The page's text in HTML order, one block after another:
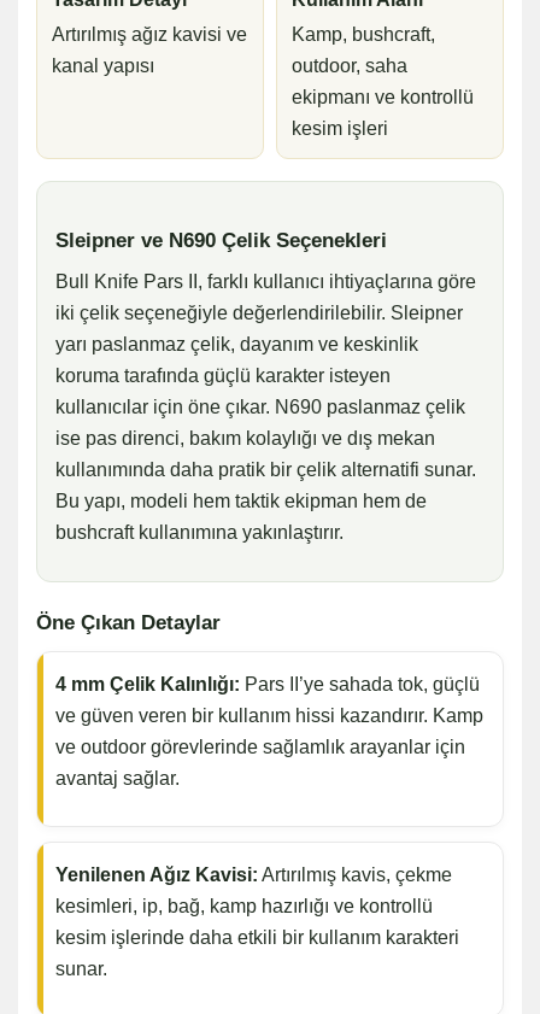
Artırılmış ağız kavisi ve
kanal yapısı
Kamp, bushcraft,
outdoor, saha
ekipmanı ve kontrollü
kesim işleri
Sleipner ve N690 Çelik Seçenekleri
Bull Knife Pars II, farklı kullanıcı ihtiyaçlarına göre
iki çelik seçeneğiyle değerlendirilebilir. Sleipner
yarı paslanmaz çelik, dayanım ve keskinlik
koruma tarafında güçlü karakter isteyen
kullanıcılar için öne çıkar. N690 paslanmaz çelik
ise pas direnci, bakım kolaylığı ve dış mekan
kullanımında daha pratik bir çelik alternatifi sunar.
Bu yapı, modeli hem taktik ekipman hem de
bushcraft kullanımına yakınlaştırır.
Öne Çıkan Detaylar
4 mm Çelik Kalınlığı: Pars II’ye sahada tok, güçlü
ve güven veren bir kullanım hissi kazandırır. Kamp
ve outdoor görevlerinde sağlamlık arayanlar için
avantaj sağlar.
Yenilenen Ağız Kavisi: Artırılmış kavis, çekme
kesimleri, ip, bağ, kamp hazırlığı ve kontrollü
kesim işlerinde daha etkili bir kullanım karakteri
sunar.